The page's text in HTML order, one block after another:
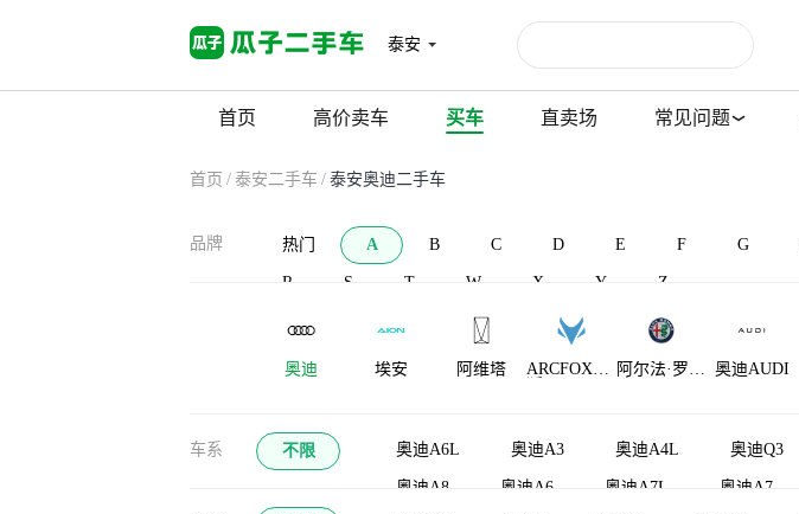
泰安
首页 高价卖车 买车 直卖场 常见问题
首页 / 泰安二手车 / 泰安奥迪二手车
品牌 热门 A B C D E F G
R S T W X Y Z
奥迪 埃安 阿维塔
ARCFOX极 阿尔法·罗密 奥迪AUDI
AC Schnitzer 安凯客车 AM晓奥
车系 不限 奥迪A6L 奥迪A3 奥迪A4L 奥迪Q3
奥迪A8 奥迪A6 奥迪A7L 奥迪A7